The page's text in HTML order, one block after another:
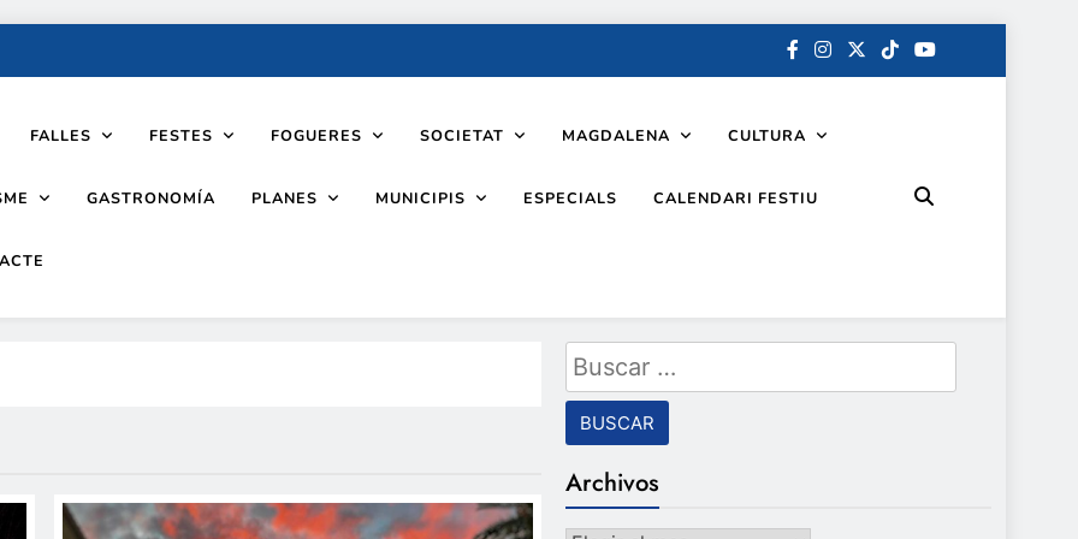
FALLES FESTES FOGUERES SOCIETAT MAGDALENA CULTURA
GASTRONOMÍA PLANES MUNICIPIS ESPECIALS CALENDARI FESTIU
Buscar:
Archivos